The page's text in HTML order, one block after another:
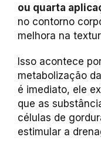
ou quarta
no contorno
melhora na
Isso acontece
metabolização
é imediato, ele
que as
células de
estimular a